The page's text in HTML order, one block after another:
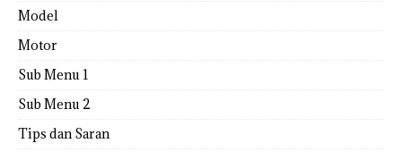
Model
Motor
Sub Menu 1
Sub Menu 2
Tips dan Saran